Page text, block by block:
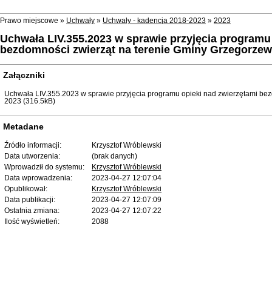
Prawo miejscowe » Uchwały » Uchwały - kadencja 2018-2023 » 2023
Uchwała LIV.355.2023 w sprawie przyjęcia
bezdomności zwierząt na terenie Gminy
Załączniki
Uchwała LIV.355.2023 w sprawie przyjęcia programu opieki nad zwierzętami
2023 (316.5kB)
Metadane
Źródło informacji:
Krzysztof Wróblewski
Data utworzenia:
(brak danych)
Wprowadził do systemu:
Krzysztof Wróblewski
Data wprowadzenia:
2023-04-27 12:07:04
Opublikował:
Krzysztof Wróblewski
Data publikacji:
2023-04-27 12:07:09
Ostatnia zmiana:
2023-04-27 12:07:22
Ilość wyświetleń:
2088